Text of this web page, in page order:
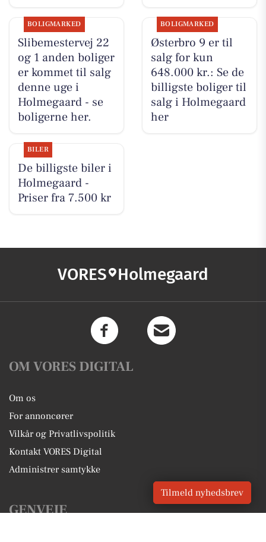
BOLIGMARKED
Slibemestervej 22
og 1 anden boliger
er kommet til salg
denne uge i
Holmegaard - se
boligerne her.
BOLIGMARKED
Østerbro 9 er til
salg for kun
648.000 kr.: Se de
billigste boliger til
salg i Holmegaard
her
BILER
De billigste biler i
Holmegaard -
Priser fra 7.500 kr
VORES Holmegaard
OM VORES DIGITAL
Om os
For annoncører
Vilkår og Privatlivspolitik
Kontakt VORES Digital
Administrer samtykke
GENVEJE
Tilmeld nyhedsbrev